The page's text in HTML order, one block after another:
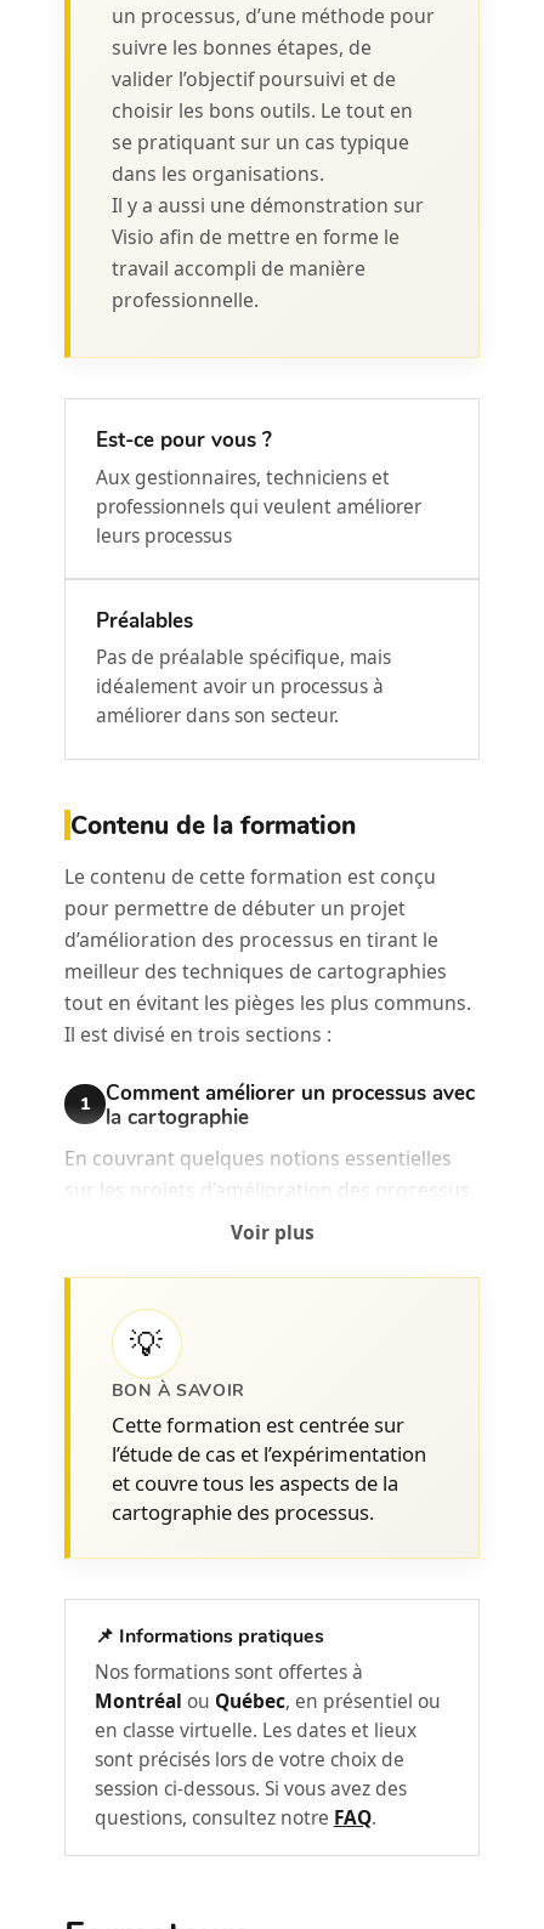
un processus, d’une méthode pour
suivre les bonnes étapes, de
valider l’objectif poursuivi et de
choisir les bons outils. Le tout en
se pratiquant sur un cas typique
dans les organisations.
Il y a aussi une démonstration sur
Visio afin de mettre en forme le
travail accompli de manière
professionnelle.
Est-ce pour vous ?
Aux gestionnaires, techniciens et
professionnels qui veulent améliorer
leurs processus
Préalables
Pas de préalable spécifique, mais
idéalement avoir un processus à
améliorer dans son secteur.
Contenu de la formation
Le contenu de cette formation est conçu
pour permettre de débuter un projet
d’amélioration des processus en tirant le
meilleur des techniques de cartographies
tout en évitant les pièges les plus communs.
Il est divisé en trois sections :
1
Comment améliorer un processus avec
la cartographie
En couvrant quelques notions essentielles
sur les projets d’amélioration des processus,
on s’assure de démarrer le projet sur de
bonnes bases. Un des plus grands risques
d’un projet d’amélioration des processus est
d’investir beaucoup d’efforts pour trouver
des solutions qui ne seront pas implantées.
Pour éviter ce gaspillage, nous couvrons :
À quoi ressemble un projet
d’amélioration réussi et comment
exploite-t-il la cartographie.
on utiliser la cartographie.
Comment différencier des tâches qui
ont de la valeur et évaluer le potentiel
d’amélioration d’un processus à
améliorer :
Comment clarifier un mandat
d’amélioration des processus.
Comment choisir un bon processus à
Voir plus
💡
BON À SAVOIR
Cette formation est centrée sur
l’étude de cas et l’expérimentation
et couvre tous les aspects de la
cartographie des processus.
📌 Informations pratiques
Nos formations sont offertes à
Montréal ou Québec, en présentiel ou
en classe virtuelle. Les dates et lieux
sont précisés lors de votre choix de
session ci-dessous. Si vous avez des
questions, consultez notre FAQ.